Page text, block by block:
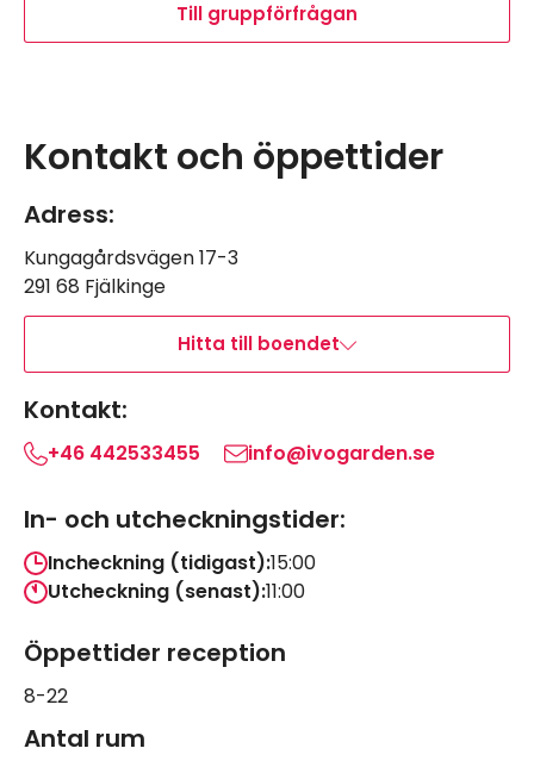
Till gruppförfrågan
−
Kontakt och öppettider
Adress:
Kungagårdsvägen 17-3
291 68 Fjälkinge
Hitta till boendet
Kontakt:
+46 442533455 info@ivogarden.se
In- och utcheckningstider:
Incheckning (tidigast):15:00
Utcheckning (senast):11:00
Öppettider reception
8-22
Antal rum